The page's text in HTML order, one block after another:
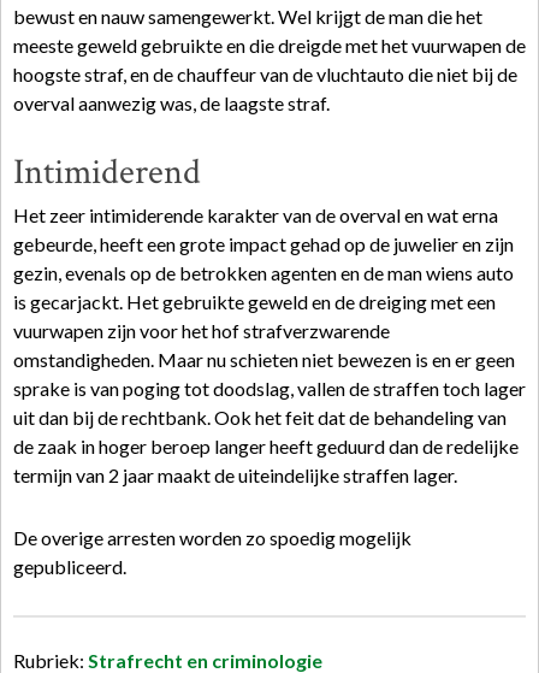
bewust en nauw samengewerkt. Wel krijgt de man die het
meeste geweld gebruikte en die dreigde met het vuurwapen de
hoogste straf, en de chauffeur van de vluchtauto die niet bij de
overval aanwezig was, de laagste straf.
Intimiderend
Het zeer intimiderende karakter van de overval en wat erna
gebeurde, heeft een grote impact gehad op de juwelier en zijn
gezin, evenals op de betrokken agenten en de man wiens auto
is gecarjackt. Het gebruikte geweld en de dreiging met een
vuurwapen zijn voor het hof strafverzwarende
omstandigheden. Maar nu schieten niet bewezen is en er geen
sprake is van poging tot doodslag, vallen de straffen toch lager
uit dan bij de rechtbank. Ook het feit dat de behandeling van
de zaak in hoger beroep langer heeft geduurd dan de redelijke
termijn van 2 jaar maakt de uiteindelijke straffen lager.
De overige arresten worden zo spoedig mogelijk
gepubliceerd.
Rubriek: Strafrecht en criminologie